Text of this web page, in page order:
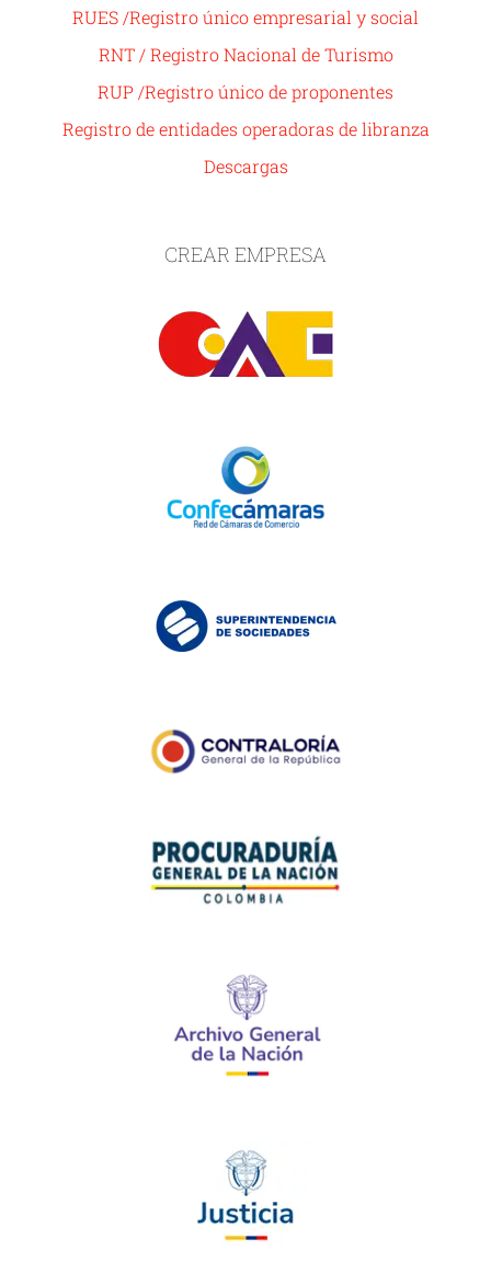
RUES /Registro único empresarial y social
RNT / Registro Nacional de Turismo
RUP /Registro único de proponentes
Registro de entidades operadoras de libranza
Descargas
CREAR EMPRESA